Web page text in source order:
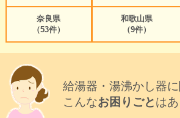
奈良県
（53件）
和歌山県
（9件）
給湯器・湯沸かし器
こんなお困りごとは